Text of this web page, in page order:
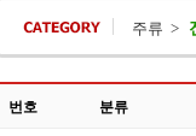
주류 >
번호 분류